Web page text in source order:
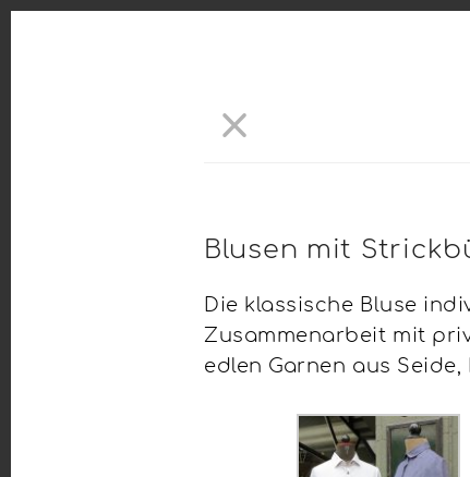
×
Blusen mit
Die klassische Bluse
Zusammenarbeit mit
edlen Garnen aus Seide,